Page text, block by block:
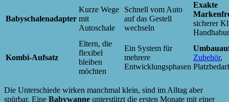
Babyschalenadapter
Kurze Wege
mit
Autoschale
Schnell vom Auto
auf das Gestell
wechseln
Exakte
sicherer
Kombi-Aufsatz
Eltern, die
flexibel
bleiben
möchten
Ein System für
mehrere
Entwicklungsphasen
Zubehör,
Platzbedarf
Die Unterschiede wirken manchmal klein, sind im Alltag aber
spürbar. Eine Babywanne unterstützt die ersten Monate mit einer